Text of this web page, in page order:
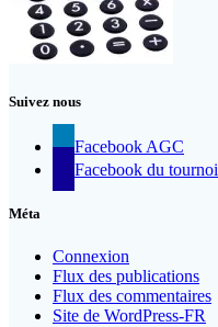
Suivez nous
Facebook AGC
Facebook du tournoi
Méta
Connexion
Flux des publications
Flux des commentaires
Site de WordPress-FR